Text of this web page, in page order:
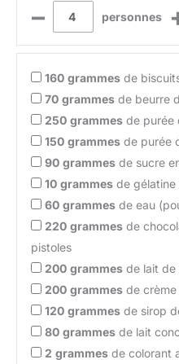
– personnes
160 grammes de
70 grammes de beurre
250 grammes de purée
150 grammes de purée
90 grammes de sucre
10 grammes de
60 grammes de eau
220 grammes de
pistoles
200 grammes de lait de
200 grammes de
120 grammes de sirop
80 grammes de lait
2 grammes de colorant